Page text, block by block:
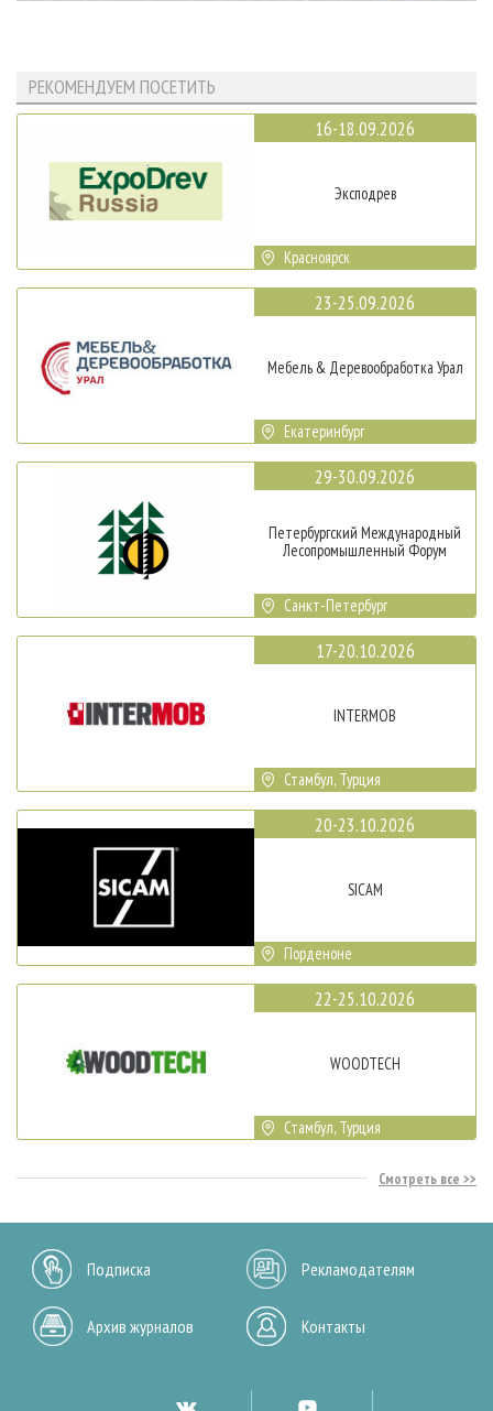
РЕКОМЕНДУЕМ ПОСЕТИТЬ
16-18.09.2026
Эксподрев
Красноярск
23-25.09.2026
Мебель & Деревообработка Урал
Екатеринбург
29-30.09.2026
Петербургский Международный
Лесопромышленный Форум
Санкт-Петербург
17-20.10.2026
INTERMOB
Стамбул, Турция
20-23.10.2026
SICAM
Порденоне
22-25.10.2026
WOODTECH
Стамбул, Турция
Смотреть все
Подписка Рекламодателям
Архив журналов Контакты